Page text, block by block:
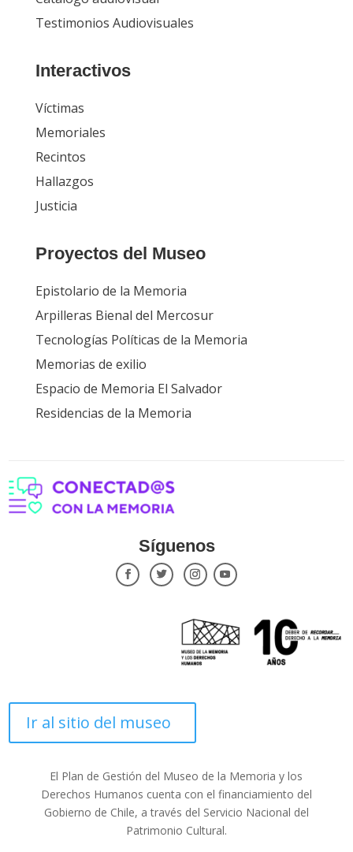
Testimonios Audiovisuales
Interactivos
Víctimas
Memoriales
Recintos
Hallazgos
Justicia
Proyectos del Museo
Epistolario de la Memoria
Arpilleras Bienal del Mercosur
Tecnologías Políticas de la Memoria
Memorias de exilio
Espacio de Memoria El Salvador
Residencias de la Memoria
Síguenos
Ir al sitio del museo
El Plan de Gestión del Museo de la Memoria y los
Derechos Humanos cuenta con el financiamiento del
Gobierno de Chile, a través del Servicio Nacional del
Patrimonio Cultural.